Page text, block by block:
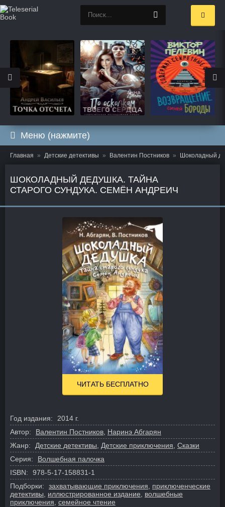
Меню (нажмите)
Главная Детские детективы Валентин Постников Шоколадный
ШОКОЛАДНЫЙ ДЕДУШКА. ТАЙНА
СТАРОГО СУНДУКА. СЕМЁН АНДРЕИЧ
ЧИТАТЬ БЕСПЛАТНО
Год издания:
2014 г.
Автор:
Валентин Постников, Наринэ Абгарян
Жанр:
Детские детективы, Детские приключения, Сказки
Серия:
Волшебная палочка
ISBN:
978-5-17-158831-1
Подборки:
захватывающие приключения, приключенческие
детективы, иллюстрированное издание, волшебные
приключения, семейное чтение